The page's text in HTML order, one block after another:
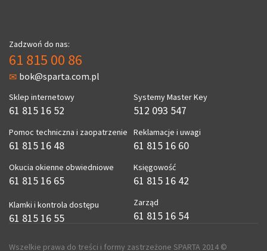
Zadzwoń do nas:
61 815 00 86
bok@sparta.com.pl
Sklep internetowy
61 815 16 52
Pomoc techniczna i zaopatrzenie
61 815 16 48
Okucia okienne obwiedniowe
61 815 16 65
Klamki i kontrola dostępu
61 815 16 55
Systemy Master Key
512 093 547
Reklamacje i uwagi
61 815 16 60
Księgowość
61 815 16 42
Zarząd
61 815 16 54
Wszelkie prawa do treści i formy zastrzeżone SPARTA 2014 ©